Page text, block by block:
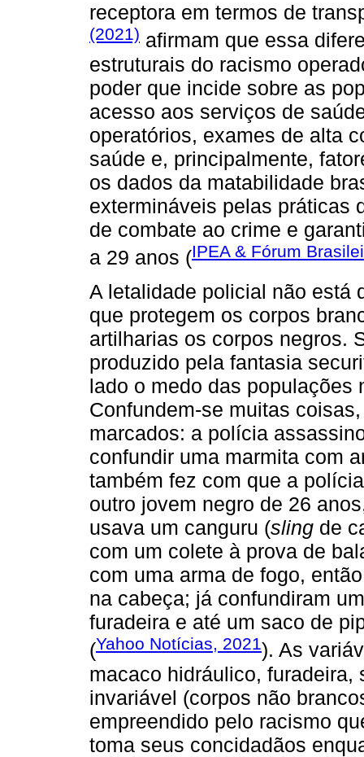
receptora em termos de
(2021) afirmam que essa
estruturais do racismo
poder que incide sobre as
acesso aos serviços de
operatórios, exames de alta
saúde e, principalmente,
os dados da matabilidade
extermináveis pelas práticas
de combate ao crime e
a 29 anos (IPEA & Fórum
A letalidade policial não está
que protegem os corpos
artilharias os corpos negros.
produzido pela fantasia
lado o medo das populações
Confundem-se muitas
marcados: a polícia
confundir uma marmita com
também fez com que a
outro jovem negro de 26
usava um canguru (sling de
com um colete à prova de
com uma arma de fogo,
na cabeça; já confundiram
furadeira e até um saco de
(Yahoo Notícias, 2021). As
macaco hidráulico,
invariável (corpos não
empreendido pelo racismo
toma seus concidadãos